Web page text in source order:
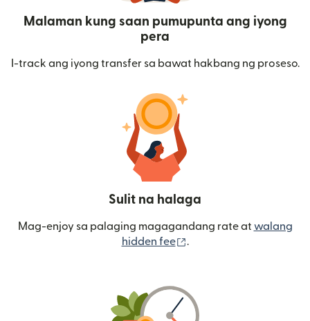
Malaman kung saan pumupunta ang iyong
pera
I-track ang iyong transfer sa bawat hakbang ng proseso.
Sulit na halaga
Mag-enjoy sa palaging magagandang rate at walang
hidden fee
.